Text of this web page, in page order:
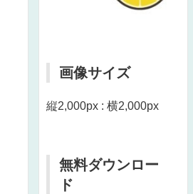
画像サイズ
縦2,000px : 横2,000px
無料ダウンロー
ド